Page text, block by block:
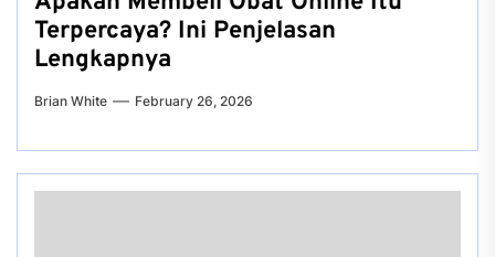
Terpercaya? Ini Penjelasan
Lengkapnya
Brian White February 26, 2026